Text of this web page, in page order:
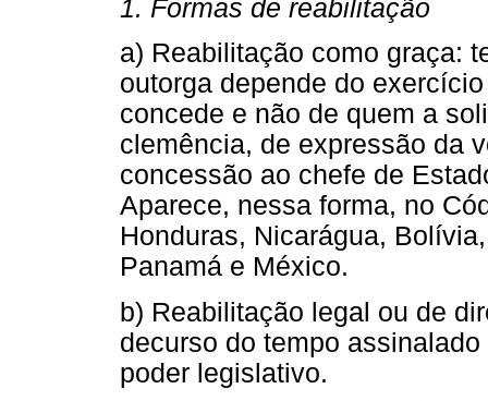
1. Formas de reabilitação
a) Reabilitação como graça:
outorga depende do
concede e não de quem a
clemência, de expressão da
concessão ao chefe de
Aparece, nessa forma, no
Honduras, Nicarágua,
Panamá e México.
b) Reabilitação legal ou de
decurso do tempo
poder legislativo.